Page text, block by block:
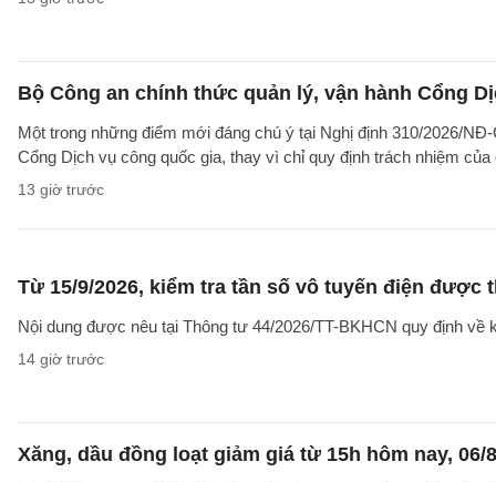
Bộ Công an chính thức quản lý, vận hành Cổng
Một trong những điểm mới đáng chú ý tại Nghị định 310/2026/
Cổng Dịch vụ công quốc gia, thay vì chỉ quy định trách nhiệm
13 giờ trước
Từ 15/9/2026, kiểm tra tần số vô tuyến điện được
Nội dung được nêu tại Thông tư 44/2026/TT-BKHCN quy định
14 giờ trước
Xăng, dầu đồng loạt giảm giá từ 15h hôm nay, 06/